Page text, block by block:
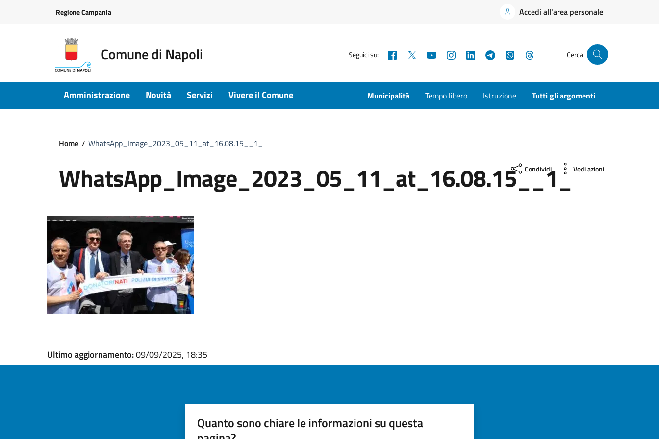
Regione Campania Accedi all'area personale
Comune di Napoli Seguici su: Facebook YouTubeInstagramLinkedInTelegramWhatsApp Cerca
Amministrazione Novità Servizi Vivere il Comune Municipalità Tempo libero Istruzione Tutti gli argomenti
Home WhatsApp_Image_2023_05_11_at_16.08.15__1_
WhatsApp_Image_2023_05_11_at_16.08.15__1_
Condividi Vedi azioni
Ultimo aggiornamento:09/09/2025, 18:35
Quanto sono chiare le informazioni su questa